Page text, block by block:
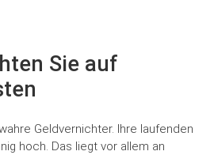
Sie auf
Geldvernichter. Ihre laufenden
hoch. Das liegt vor allem an